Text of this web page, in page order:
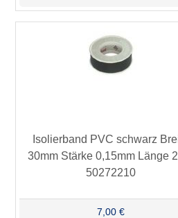
Isolierband PVC schwarz
30mm Stärke 0,15mm Länge
50272210
7,00 €